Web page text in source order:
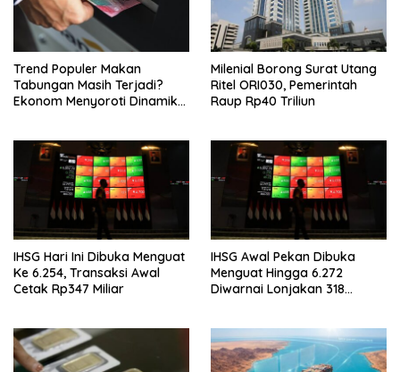
Trend Populer Makan
Tabungan Masih Terjadi?
Ekonom Menyoroti Dinamika
Milenial Borong Surat Utang
Ritel ORI030, Pemerintah
Raup Rp40 Triliun
IHSG Hari Ini Dibuka Menguat
Ke 6.254, Transaksi Awal
Cetak Rp347 Miliar
IHSG Awal Pekan Dibuka
Menguat Hingga 6.272
Diwarnai Lonjakan 318